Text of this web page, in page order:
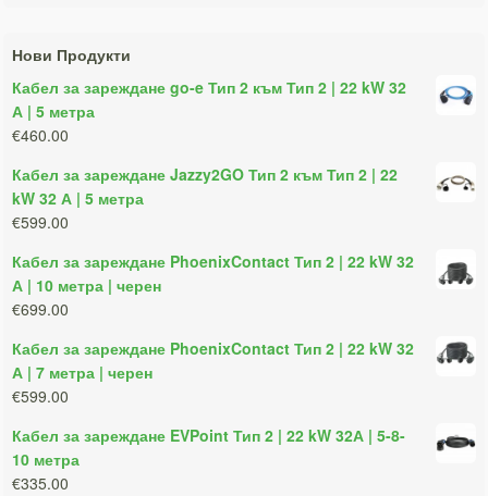
Нови Продукти
Кабел за зареждане go-e Тип 2 към Тип 2 | 22 kW 32
А | 5 метра
€460.00
Кабел за зареждане Jazzy2GO Тип 2 към Тип 2 | 22
kW 32 А | 5 метра
€599.00
Кабел за зареждане PhoenixContact Тип 2 | 22 kW 32
А | 10 метра | черен
€699.00
Кабел за зареждане PhoenixContact Тип 2 | 22 kW 32
А | 7 метра | черен
€599.00
Кабел за зареждане EVPoint Тип 2 | 22 kW 32А | 5-8-
10 метра
€335.00